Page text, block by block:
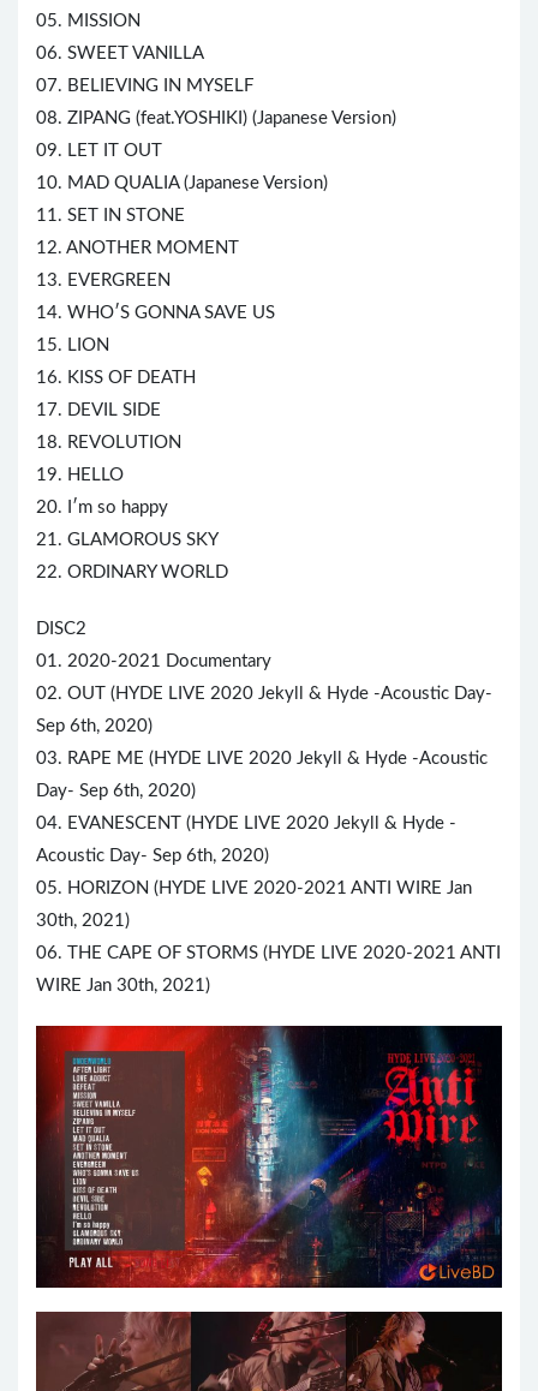
05. MISSION
06. SWEET VANILLA
07. BELIEVING IN MYSELF
08. ZIPANG (feat.YOSHIKI) (Japanese Version)
09. LET IT OUT
10. MAD QUAL IA(Japanese Version)
11. SET IN STONE
12. ANOTHER MOMENT
13. EVERGREEN
14. WHO′S GONNA SAVE US
15. LION
16. KISS OF DEATH
17. DEVIL SIDE
18. REVOLUTION
19. HELLO
20. I′m so happy
21. GLAMOROUS SKY
22. ORDINARY WORLD
DISC2
01. 2020-2021 Documentary
02. OUT (HYDE LIVE 2020 Jekyll & Hyde -Acoustic Day-
Sep 6th, 2020)
03. RAPE ME (HYDE LIVE 2020 Jekyll & Hyde -Acoustic
Day- Sep 6th, 2020)
04. EVANESCENT (HYDE LIVE 2020 Jekyll & Hyde -
Acoustic Day- Sep 6th, 2020)
05. HORIZON (HYDE LIVE 2020-2021 ANTI WIRE Jan
30th, 2021)
06. THE CAPE OF STORMS (HYDE LIVE 2020-2021 ANTI
WIRE Jan 30th, 2021)